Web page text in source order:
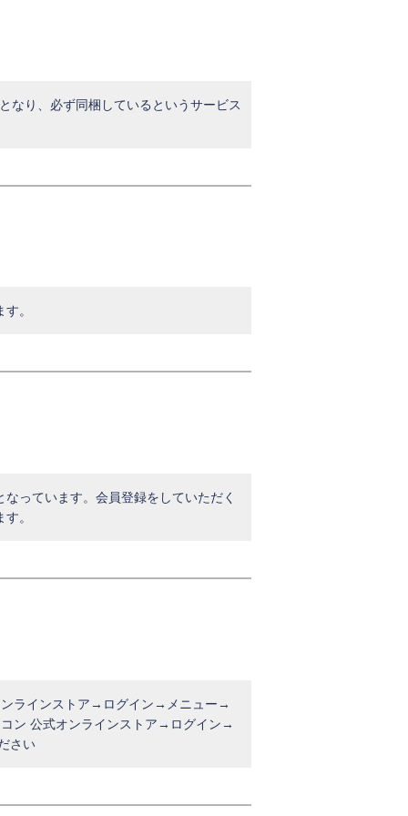
なり、必ず同梱しているというサービス
。
っています。会員登録をしていただく
。
ンラインストア→ログイン→メニュー→
ン 公式オンラインストア→ログイン→
さい